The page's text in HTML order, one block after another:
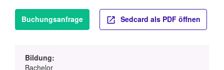
Buchungsanfrage Sedcard als PDF öffnen
Bildung:
Bachelor